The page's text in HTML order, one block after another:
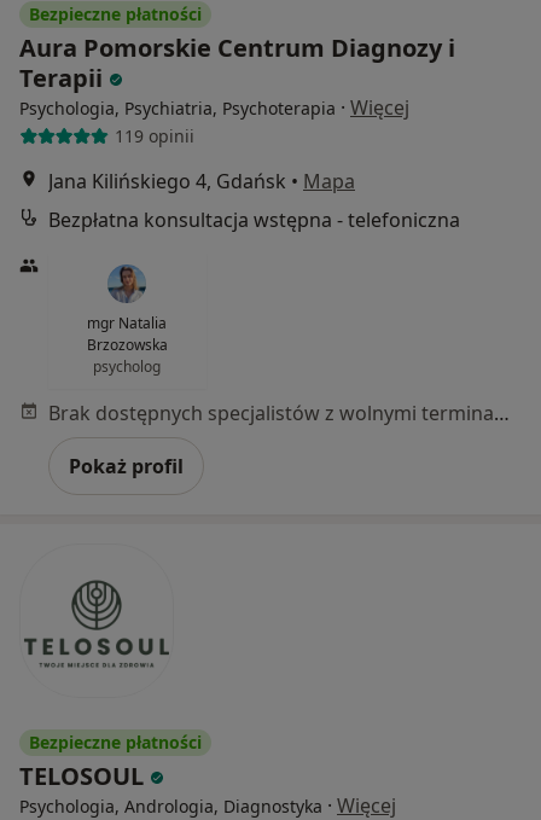
Bezpieczne płatności
Aura Pomorskie Centrum Diagnozy i
Terapii
Psychologia, Psychiatria, Psychoterapia · Więcej
119 opinii
Jana Kilińskiego 4, Gdańsk • Mapa
Bezpłatna konsultacja wstępna - telefoniczna
mgr Natalia
Brzozowska
psycholog
Brak dostępnych specjalistów z wolnymi terminami w tym centrum medycznym.
Pokaż profil
Bezpieczne płatności
TELOSOUL
Psychologia, Andrologia, Diagnostyka · Więcej